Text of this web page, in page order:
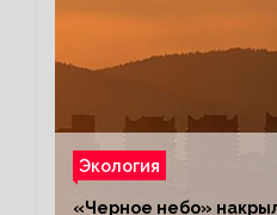
Экология
«Черное небо»